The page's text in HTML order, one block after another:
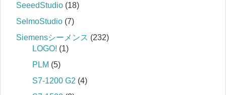
SeeedStudio (18)
SelmoStudio (7)
Siemensシーメンス (232)
LOGO! (1)
PLM (5)
S7‐1200 G2 (4)